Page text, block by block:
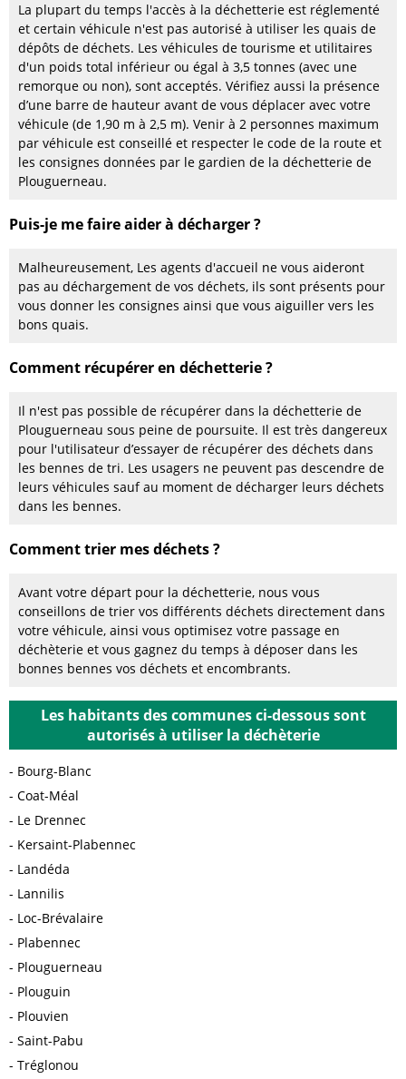
La plupart du temps l'accès à la déchetterie est réglementé
et certain véhicule n'est pas autorisé à utiliser les quais de
dépôts de déchets. Les véhicules de tourisme et utilitaires
d'un poids total inférieur ou égal à 3,5 tonnes (avec une
remorque ou non), sont acceptés. Vérifiez aussi la présence
d’une barre de hauteur avant de vous déplacer avec votre
véhicule (de 1,90 m à 2,5 m). Venir à 2 personnes maximum
par véhicule est conseillé et respecter le code de la route et
les consignes données par le gardien de la déchetterie de
Plouguerneau.
Puis-je me faire aider à décharger ?
Malheureusement, Les agents d'accueil ne vous aideront
pas au déchargement de vos déchets, ils sont présents pour
vous donner les consignes ainsi que vous aiguiller vers les
bons quais.
Comment récupérer en déchetterie ?
Il n'est pas possible de récupérer dans la déchetterie de
Plouguerneau sous peine de poursuite. Il est très dangereux
pour l'utilisateur d’essayer de récupérer des déchets dans
les bennes de tri. Les usagers ne peuvent pas descendre de
leurs véhicules sauf au moment de décharger leurs déchets
dans les bennes.
Comment trier mes déchets ?
Avant votre départ pour la déchetterie, nous vous
conseillons de trier vos différents déchets directement dans
votre véhicule, ainsi vous optimisez votre passage en
déchèterie et vous gagnez du temps à déposer dans les
bonnes bennes vos déchets et encombrants.
Les habitants des communes ci-dessous sont
autorisés à utiliser la déchèterie
Bourg-Blanc
Coat-Méal
Le Drennec
Kersaint-Plabennec
Landéda
Lannilis
Loc-Brévalaire
Plabennec
Plouguerneau
Plouguin
Plouvien
Saint-Pabu
Tréglonou